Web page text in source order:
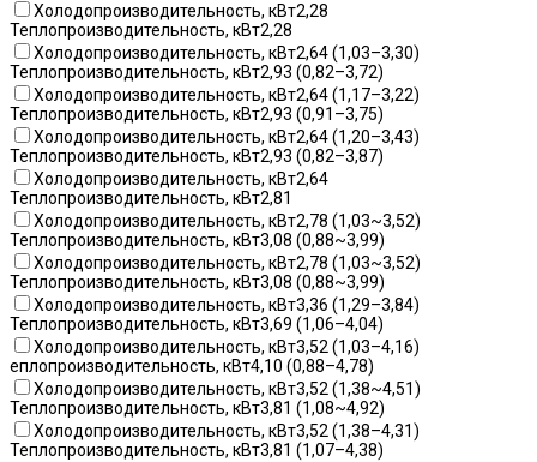
Холодопроизводительность, кВт2,28
Теплопроизводительность, кВт2,28
Холодопроизводительность, кВт2,64 (1,03–3,30)
Теплопроизводительность, кВт2,93 (0,82–3,72)
Холодопроизводительность, кВт2,64 (1,17–3,22)
Теплопроизводительность, кВт2,93 (0,91–3,75)
Холодопроизводительность, кВт2,64 (1,20–3,43)
Теплопроизводительность, кВт2,93 (0,82–3,87)
Холодопроизводительность, кВт2,64
Теплопроизводительность, кВт2,81
Холодопроизводительность, кВт2,78 (1,03~3,52)
Теплопроизводительность, кВт3,08 (0,88~3,99)
Холодопроизводительность, кВт2,78 (1,03~3,52)
Теплопроизводительность, кВт3,08 (0,88~3,99)
Холодопроизводительность, кВт3,36 (1,29–3,84)
Теплопроизводительность, кВт3,69 (1,06–4,04)
Холодопроизводительность, кВт3,52 (1,03–4,16)
еплопроизводительность, кВт4,10 (0,88–4,78)
Холодопроизводительность, кВт3,52 (1,38~4,51)
Теплопроизводительность, кВт3,81 (1,08~4,92)
Холодопроизводительность, кВт3,52 (1,38–4,31)
Теплопроизводительность, кВт3,81 (1,07–4,38)